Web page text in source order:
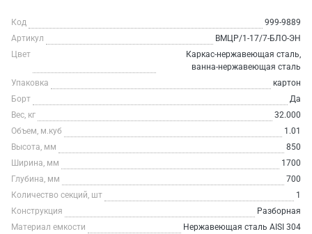
Код
999-9889
Артикул
ВМЦР/1-17/7-БЛО-ЭН
Цвет
Каркас-нержавеющая сталь,
ванна-нержавеющая сталь
Упаковка
картон
Борт
Да
Вес, кг
32.000
Объем, м.куб
1.01
Высота, мм
850
Ширина, мм
1700
Глубина, мм
700
Количество секций, шт
1
Конструкция
Разборная
Материал емкости
Нержавеющая сталь AISI 304